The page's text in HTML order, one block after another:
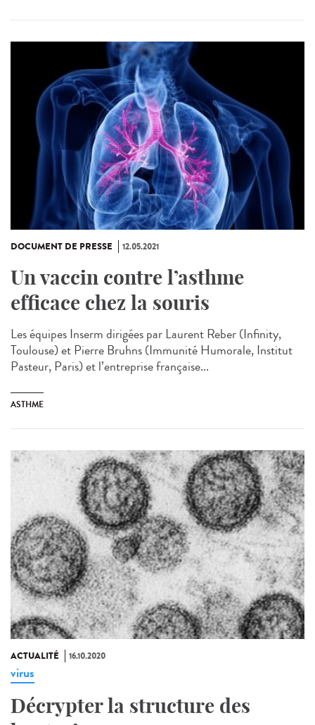
DOCUMENT DE PRESSE 12.05.2021
Un vaccin contre l’asthme
efficace chez la souris
Les équipes Inserm dirigées par Laurent Reber (Infinity,
Toulouse) et Pierre Bruhns (Immunité Humorale, Institut
Pasteur, Paris) et l’entreprise française...
ASTHME
ACTUALITÉ 16.10.2020
virus
Décrypter la structure des